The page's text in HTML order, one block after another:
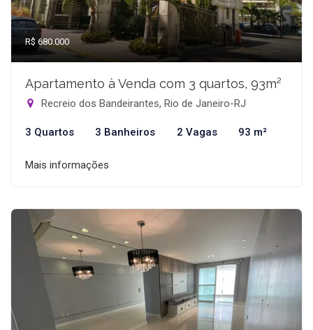
R$ 680.000
Apartamento à Venda com 3 quartos, 93m²
Recreio dos Bandeirantes, Rio de Janeiro-RJ
3 Quartos 3 Banheiros 2 Vagas 93 m²
Mais informações